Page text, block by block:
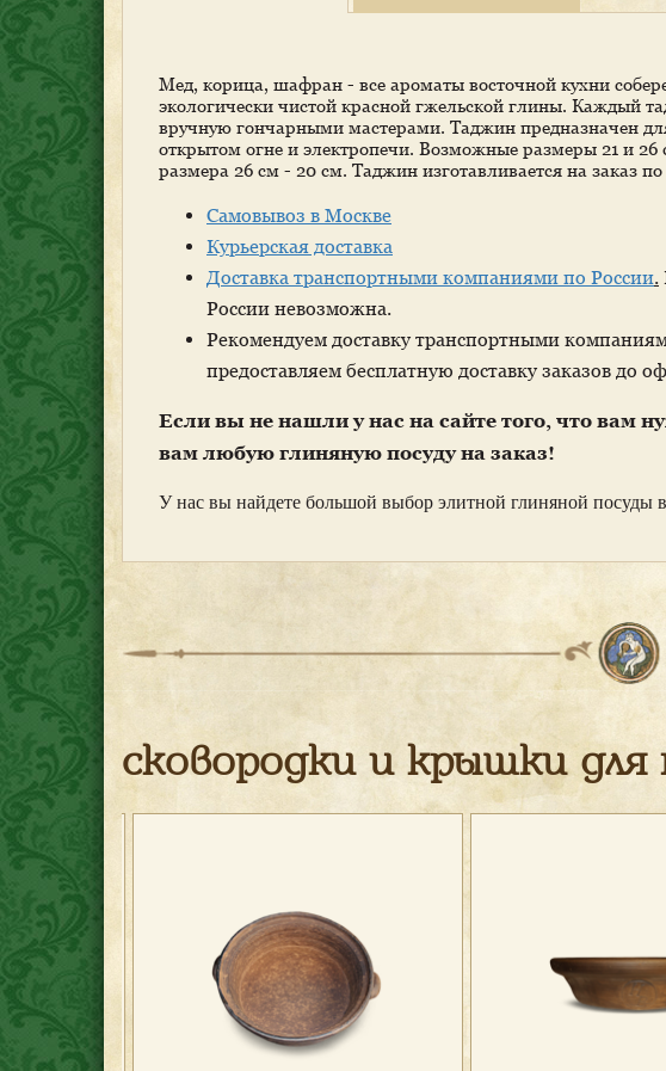
Мед, корица, шафран - все ароматы восточной кухни
экологически чистой красной гжельской глины. Каждый
вручную гончарными мастерами. Таджин предназначен
открытом огне и электропечи. Возможные размеры 21 и
размера 26 см - 20 см. Таджин изготавливается на заказ
Самовывоз в Москве
Курьерская доставка
Доставка транспортными компаниями по России.
России невозможна.
Рекомендуем доставку транспортными
предоставляем бесплатную доставку заказов до
Если вы не нашли у нас на сайте того, что вам
вам любую глиняную посуду на заказ!
У нас вы найдете большой выбор элитной глиняной посуды
сковородки и крышки